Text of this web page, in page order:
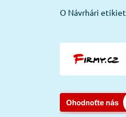
O Návrhári etikiet